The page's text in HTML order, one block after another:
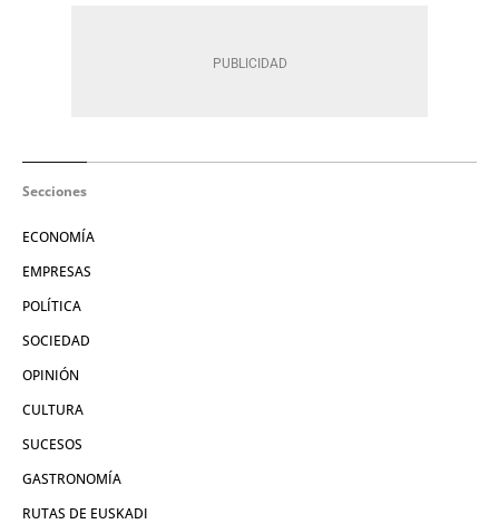
Secciones
ECONOMÍA
EMPRESAS
POLÍTICA
SOCIEDAD
OPINIÓN
CULTURA
SUCESOS
GASTRONOMÍA
RUTAS DE EUSKADI